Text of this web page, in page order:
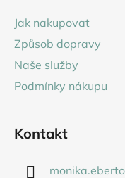
Jak nakupovat
Způsob dopravy
Naše služby
Podmínky nákupu
Kontakt